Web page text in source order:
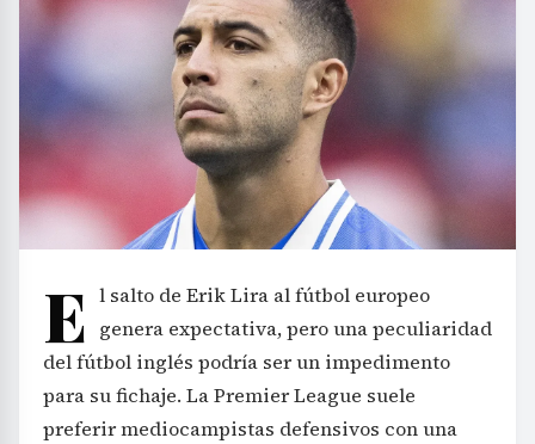
E l salto de Erik Lira al fútbol europeo
genera expectativa, pero una peculiaridad
del fútbol inglés podría ser un impedimento
para su fichaje. La Premier League suele
preferir mediocampistas defensivos con una